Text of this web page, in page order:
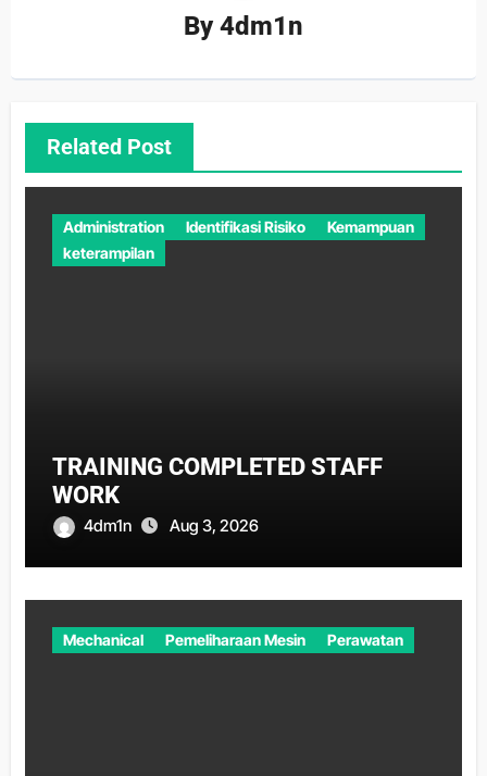
By4dm1n
Related Post
Administration Identifikasi Risiko
Kemampuan
keterampilan
TRAINING COMPLETED STAFF
WORK
4dm1n Aug 3, 2026
Mechanical Pemeliharaan Mesin Perawatan